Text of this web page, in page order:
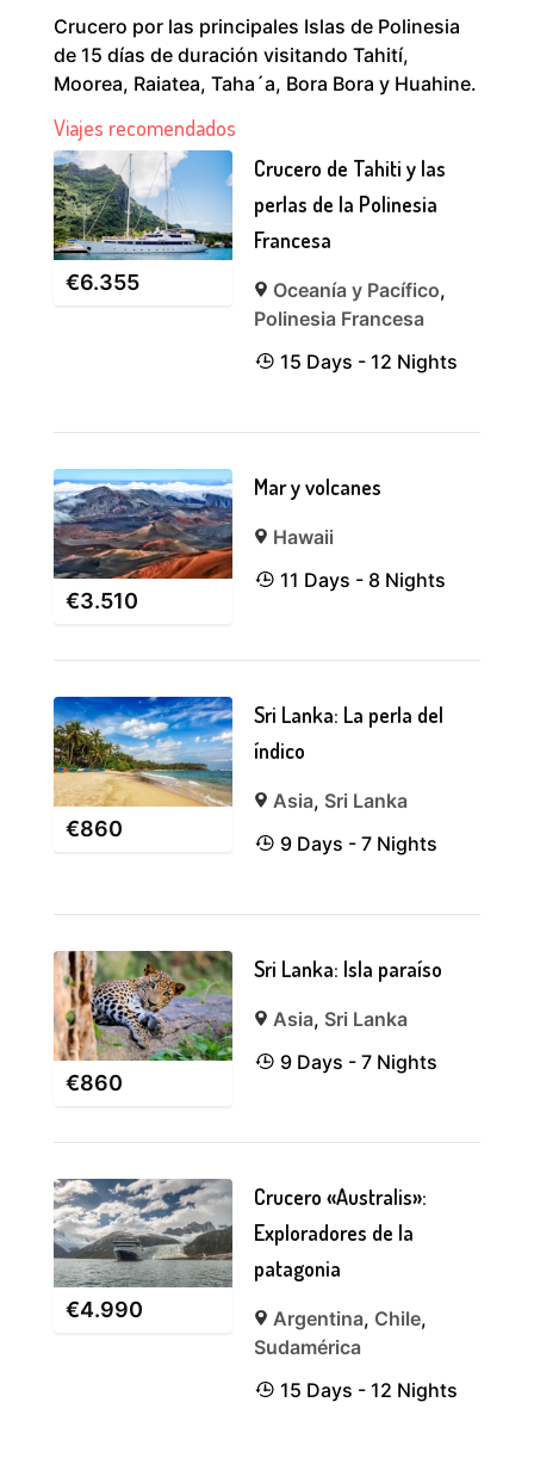
Crucero por las principales Islas de Polinesia
de 15 días de duración visitando Tahití,
Moorea, Raiatea, Taha´a, Bora Bora y Huahine.
Viajes recomendados
€6.355
Crucero de Tahiti y las
perlas de la Polinesia
Francesa
Oceanía y Pacífico,
Polinesia Francesa
15 Days - 12 Nights
€3.510
Mar y volcanes
Hawaii
11 Days - 8 Nights
€860
Sri Lanka: La perla del
índico
Asia, Sri Lanka
9 Days - 7 Nights
€860
Sri Lanka: Isla paraíso
Asia, Sri Lanka
9 Days - 7 Nights
€4.990
Crucero «Australis»:
Exploradores de la
patagonia
Argentina, Chile,
Sudamérica
15 Days - 12 Nights